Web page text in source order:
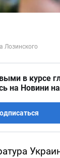
в курсе
на Новини